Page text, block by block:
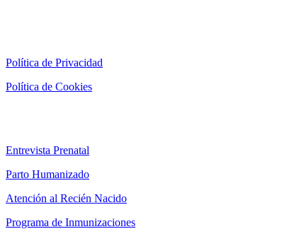
Política de Privacidad
Política de Cookies
Entrevista Prenatal
Parto Humanizado
Atención al Recién Nacido
Programa de Inmunizaciones